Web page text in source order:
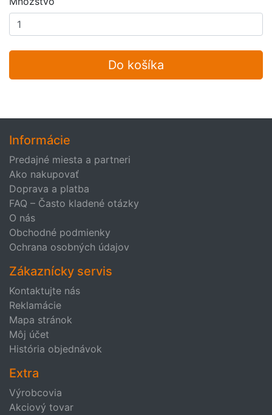
Do košíka
Informácie
Predajné miesta a partneri
Ako nakupovať
Doprava a platba
FAQ – Často kladené otázky
O nás
Obchodné podmienky
Ochrana osobných údajov
Zákaznícky servis
Kontaktujte nás
Reklamácie
Mapa stránok
Môj účet
História objednávok
Extra
Výrobcovia
Akciový tovar